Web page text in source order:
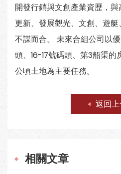
開發行銷與文創產業資歷，
更新、發展觀光、文創、遊
不謀而合。 未來合組公司以
頭、16-17號碼頭、第3船渠
公頃土地為主要任務。
返回
相關文章